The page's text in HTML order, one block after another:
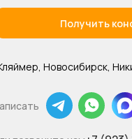
Получить
Новосибирск,